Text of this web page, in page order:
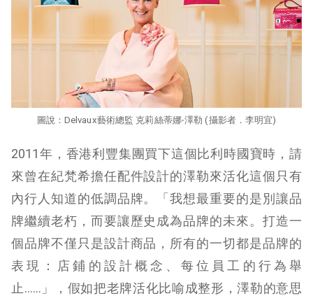
圖說：Delvaux藝術總監 克莉絲蒂娜‧澤勒 (攝影者．李明宜)
2011年，香港利豐集團買下這個比利時國寶時，請
來曾在紀梵希擔任配件設計的澤勒來活化這個只有
內行人知道的低調品牌。「我想最重要的是別讓品
牌繼續老朽，而要讓歷史成為品牌的未來。打造一
個品牌不僅只是設計商品，所有的一切都是品牌的
表現：店鋪的設計概念、每位員工的行為舉
止……」，假如把老牌活化比喻成整形，澤勒的意思